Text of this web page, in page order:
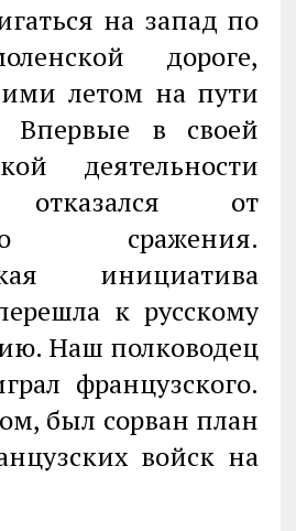
на запад по
дороге,
летом на пути
в своей
деятельности
отказался от
сражения.
инициатива
к русскому
Наш полководец
французского.
был сорван план
войск на